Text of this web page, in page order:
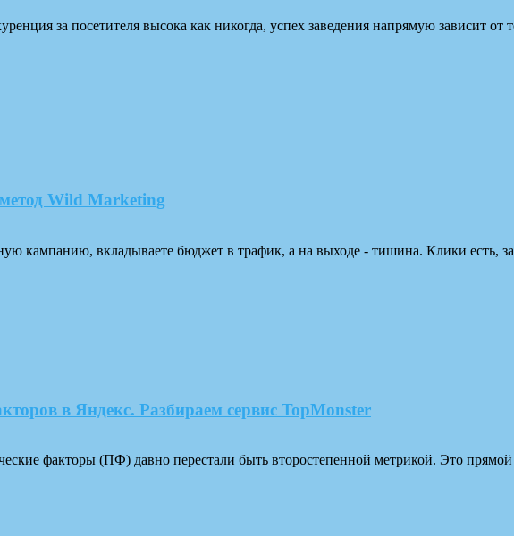
за посетителя высока как никогда, успех заведения напрямую зависит
Wild Marketing
кампанию, вкладываете бюджет в трафик, а на выходе - тишина. Клики есть,
в Яндекс. Разбираем сервис TopMonster
факторы (ПФ) давно перестали быть второстепенной метрикой. Это прямой